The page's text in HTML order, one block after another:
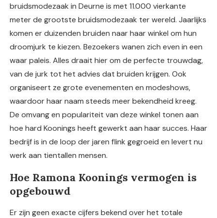
bruidsmodezaak in Deurne is met 11.000 vierkante
meter de grootste bruidsmodezaak ter wereld. Jaarlijks
komen er duizenden bruiden naar haar winkel om hun
droomjurk te kiezen. Bezoekers wanen zich even in een
waar paleis. Alles draait hier om de perfecte trouwdag,
van de jurk tot het advies dat bruiden krijgen. Ook
organiseert ze grote evenementen en modeshows,
waardoor haar naam steeds meer bekendheid kreeg.
De omvang en populariteit van deze winkel tonen aan
hoe hard Koonings heeft gewerkt aan haar succes. Haar
bedrijf is in de loop der jaren flink gegroeid en levert nu
werk aan tientallen mensen.
Hoe Ramona Koonings vermogen is
opgebouwd
Er zijn geen exacte cijfers bekend over het totale